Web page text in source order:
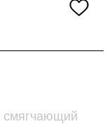
смягчающий